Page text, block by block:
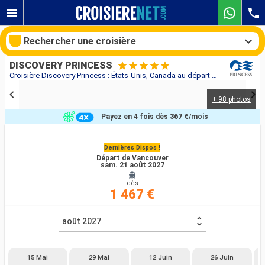
Croisière Discovery Princess : États-Unis, Canada au départ de Vancouver
DISCOVERY PRINCESS
+ 98 photos
Dernières Dispos !
Départ de Vancouver
sam. 21 août 2027
dès
1 467 €
Payez en 4 fois dès 367 €/mois
août 2027
15 Mai 29 Mai 12 Juin 26 Juin
Rechercher une croisière
Compagnies
Rechercher